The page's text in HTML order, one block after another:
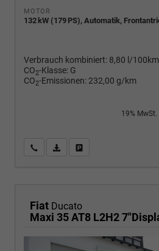
MOTOR
132 kW (179 PS), Automatik,
Verbrauch kombiniert: 8,80 l/100km
CO2-Klasse: G
CO2-Emissionen: 232,00 g/km
19%
Wir rufen Sie anPDF-Fahrzeugexposé drucken
Fiat Ducato